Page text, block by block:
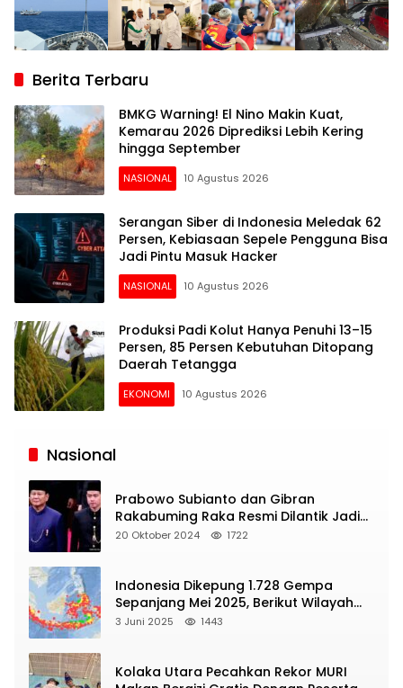
Berita Terbaru
BMKG Warning! El Nino Makin Kuat,
Kemarau 2026 Diprediksi Lebih Kering
hingga September
NASIONAL 10 Agustus 2026
Serangan Siber di Indonesia Meledak 62
Persen, Kebiasaan Sepele Pengguna Bisa
Jadi Pintu Masuk Hacker
NASIONAL 10 Agustus 2026
Produksi Padi Kolut Hanya Penuhi 13–15
Persen, 85 Persen Kebutuhan Ditopang
Daerah Tetangga
EKONOMI 10 Agustus 2026
Siaran
Nasional
Prabowo Subianto dan Gibran
Rakabuming Raka Resmi Dilantik Jadi
Presiden dan Wapres RI
20 Oktober 2024 1722
Indonesia Dikepung 1.728 Gempa
Sepanjang Mei 2025, Berikut Wilayah
Yang Intens Diguncang!
3 Juni 2025 1443
Kolaka Utara Pecahkan Rekor MURI